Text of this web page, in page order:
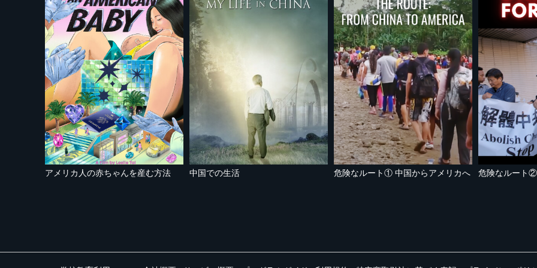
アメリカ人の赤ちゃんを産む方法 中国での生活 危険なルート① 中国からアメリカへ 危険なルート